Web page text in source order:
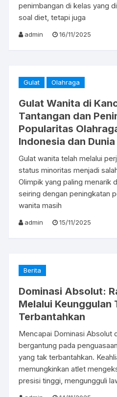
penimbangan di kelas yang
soal diet, tetapi juga
admin 16/11/2025
Gulat Olahraga
Gulat Wanita di
Tantangan dan
Popularitas
Indonesia dan Dunia
Gulat wanita telah melalui
status minoritas menjadi
Olimpik yang paling menarik
seiring dengan peningkatan
wanita masih
admin 15/11/2025
Berita
Dominasi Absolut:
Melalui Keunggulan
Terbantahkan
Mencapai Dominasi Absolut
bergantung pada
yang tak terbantahkan.
memungkinkan atlet
presisi tinggi, mengungguli